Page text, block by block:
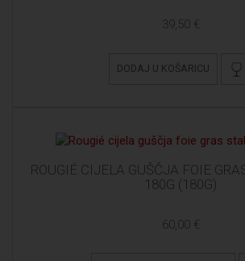
39,50 €
DODAJ U KOŠARICU
ROUGIÉ CIJELA GUŠČJA FOIE
180G (180G)
60,00 €